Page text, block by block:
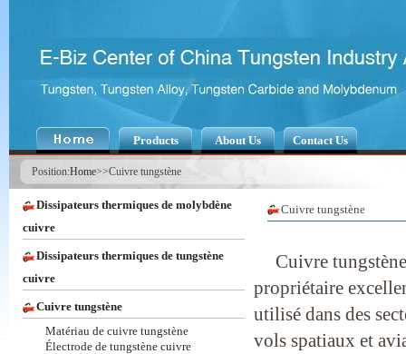
Products About Us Contact Us
Position:Home>>Cuivre tungstène
Dissipateurs thermiques de molybdène
cuivre
Dissipateurs thermiques de tungstène
cuivre
Cuivre tungstène
Matériau de cuivre tungstène
Électrode de tungstène cuivre
Cuivre tungstène
Cuivre
propriétaire
utilisé dans des
vols spatiaux et